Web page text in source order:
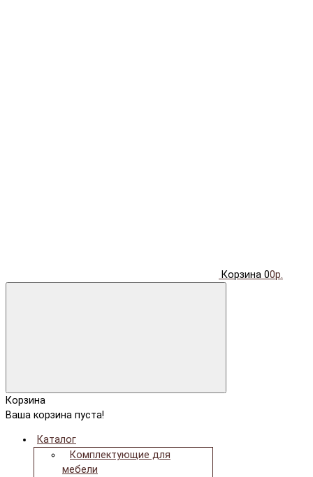
Корзина 00р.
Корзина
Ваша корзина пуста!
Каталог
Комплектующие для
мебели